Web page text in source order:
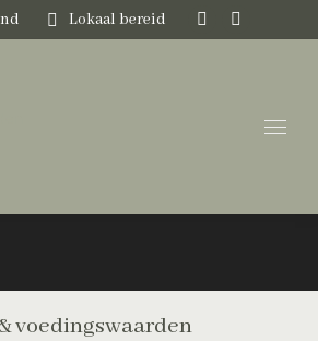
Lokaal bereid
Instagram
new
voedingswaarden